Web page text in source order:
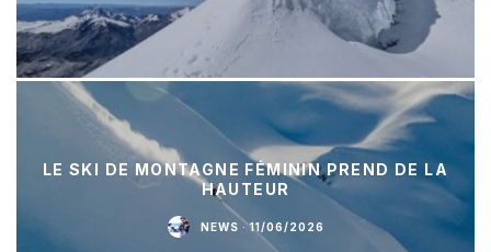
LE SKI DE MONTAGNE FÉMININ PREND DE LA
HAUTEUR
NEWS · 11/06/2026